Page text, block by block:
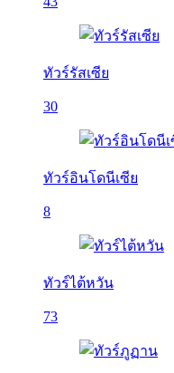
ทัวร์รัสเซีย
30
ทัวร์อินโดนีเซีย
8
ทัวร์ไต้หวัน
73